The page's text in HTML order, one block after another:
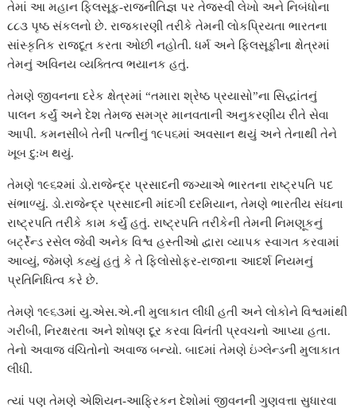
તેમાં આ મહાન ફિલસૂફ-રાજનીતિજ્ઞ પર તેજસ્વી લેખો અને નિબંધોના
૮૮૩ પૃષ્ઠ સંકલનો છે. રાજકારણી તરીકે તેમની લોકપ્રિયતા ભારતના
સાંસ્કૃતિક રાજદૂત કરતા ઓછી નહોતી. ધર્મ અને ફિલસૂફીના ક્ષેત્રમાં
તેમનું અવિનય વ્યક્તિત્વ ભયાનક હતું.
તેમણે જીવનના દરેક ક્ષેત્રમાં “તમારા શ્રેષ્ઠ પ્રયાસો”ના સિદ્ધાંતનું
પાલન કર્યું અને દેશ તેમજ સમગ્ર માનવતાની અનુકરણીય રીતે સેવા
આપી. કમનસીબે તેની પત્નીનું ૧૯૫૬માં અવસાન થયું અને તેનાથી તેને
ખૂબ દુ:ખ થયું.
તેમણે ૧૯૬૨માં ડો.રાજેન્દ્ર પ્રસાદની જગ્યાએ ભારતના રાષ્ટ્રપતિ પદ
સંભાળ્યું. ડો.રાજેન્દ્ર પ્રસાદની માંદગી દરમિયાન, તેમણે ભારતીય સંઘના
રાષ્ટ્રપતિ તરીકે કામ કર્યું હતું. રાષ્ટ્રપતિ તરીકેની તેમની નિમણૂકનું
બર્ટ્રેન્ડ રસેલ જેવી અનેક વિશ્વ હસ્તીઓ દ્વારા વ્યાપક સ્વાગત કરવામાં
આવ્યું, જેમણે કહ્યું હતું કે તે ફિલોસોફર-રાજાના આદર્શ નિયમનું
પ્રતિનિધિત્વ કરે છે.
તેમણે ૧૯૬૩માં યુ.એસ.એ.ની મુલાકાત લીધી હતી અને લોકોને વિશ્વમાંથી
ગરીબી, નિરક્ષરતા અને શોષણ દૂર કરવા વિનંતી પ્રવચનો આપ્યા હતા.
તેનો અવાજ વંચિતોનો અવાજ બન્યો. બાદમાં તેમણે ઇંગ્લેન્ડની મુલાકાત
લીધી.
ત્યાં પણ તેમણે એશિયન-આફ્રિકન દેશોમાં જીવનની ગુણવત્તા સુધારવા